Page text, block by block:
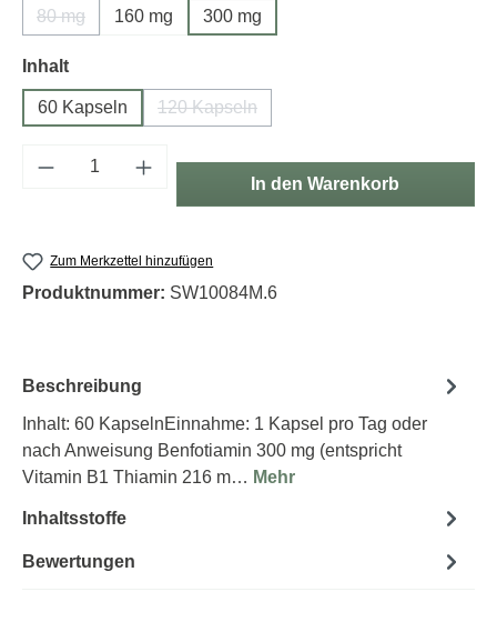
80 mg
(Diese Option ist zurzeit nicht verfügbar.)
160 mg 300 mg
Inhaltauswählen
60 Kapseln 120 Kapseln
(Diese Option ist zurzeit nicht verfügbar.)
Produkt Anzahl: Gib den gewünschten
In den Warenkorb
Zum Merkzettel hinzufügen
Produktnummer: SW10084M.6
Beschreibung
Inhalt: 60 KapselnEinnahme: 1 Kapsel pro Tag oder
nach Anweisung Benfotiamin 300 mg (entspricht
Vitamin B1 Thiamin 216 m… Mehr
Inhaltsstoffe
Bewertungen